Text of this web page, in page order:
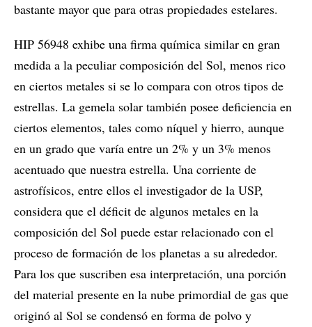
bastante mayor que para otras propiedades estelares.
HIP 56948 exhibe una firma química similar en gran
medida a la peculiar composición del Sol, menos rico
en ciertos metales si se lo compara con otros tipos de
estrellas. La gemela solar también posee deficiencia en
ciertos elementos, tales como níquel y hierro, aunque
en un grado que varía entre un 2% y un 3% menos
acentuado que nuestra estrella. Una corriente de
astrofísicos, entre ellos el investigador de la USP,
considera que el déficit de algunos metales en la
composición del Sol puede estar relacionado con el
proceso de formación de los planetas a su alrededor.
Para los que suscriben esa interpretación, una porción
del material presente en la nube primordial de gas que
originó al Sol se condensó en forma de polvo y